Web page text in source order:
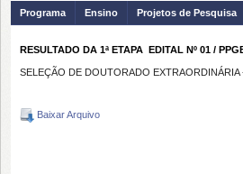
Programa Ensino Projetos de Pesquisa
RESULTADO DA 1ª ETAPA  EDITAL Nº 01 /
SELEÇÃO DE DOUTORADO EXTRAORDINÁRIA
Baixar Arquivo